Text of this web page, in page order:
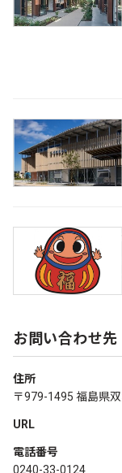
お問い合わせ先
住所
〒979-1495 福島県
URL
電話番号
0240-33-0124